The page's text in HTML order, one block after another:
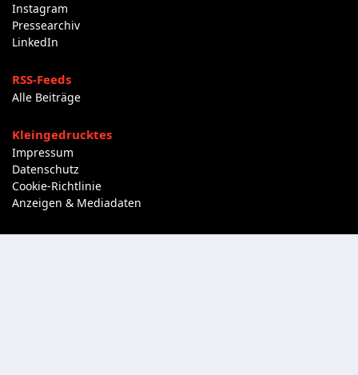
Instagram
Pressearchiv
LinkedIn
RSS-Feeds
Alle Beiträge
Kleingedrucktes
Impressum
Datenschutz
Cookie-Richtlinie
Anzeigen & Mediadaten